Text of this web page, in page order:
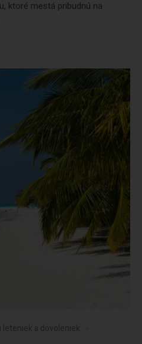
ktoré mestá pribudnú na
leteniek a dovoleniek